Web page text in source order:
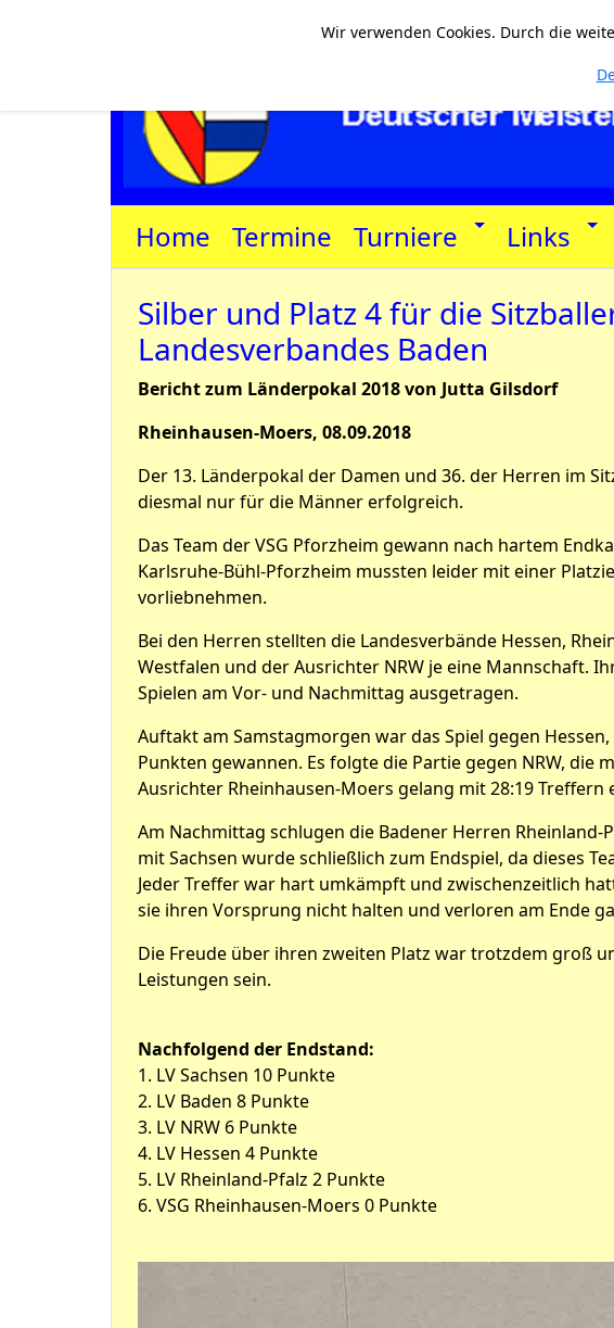
Wir verwenden Cookies. Durch die
Home Termine Turniere Links
Silber und Platz 4 für die
Landesverbandes Baden
Bericht zum Länderpokal 2018 von Jutta Gilsdorf
Rheinhausen-Moers, 08.09.2018
Der 13. Länderpokal der Damen und 36. der Herren im
diesmal nur für die Männer erfolgreich.
Das Team der VSG Pforzheim gewann nach hartem
Karlsruhe-Bühl-Pforzheim mussten leider mit einer
vorliebnehmen.
Bei den Herren stellten die Landesverbände Hessen,
Westfalen und der Ausrichter NRW je eine Mannschaft.
Spielen am Vor- und Nachmittag ausgetragen.
Auftakt am Samstagmorgen war das Spiel gegen
Punkten gewannen. Es folgte die Partie gegen NRW, die
Ausrichter Rheinhausen-Moers gelang mit 28:19 Treffern
Am Nachmittag schlugen die Badener Herren
mit Sachsen wurde schließlich zum Endspiel, da dieses
Jeder Treffer war hart umkämpft und zwischenzeitlich
sie ihren Vorsprung nicht halten und verloren am Ende
Die Freude über ihren zweiten Platz war trotzdem groß
Leistungen sein.
Nachfolgend der Endstand:
1. LV Sachsen 10 Punkte
2. LV Baden 8 Punkte
3. LV NRW 6 Punkte
4. LV Hessen 4 Punkte
5. LV Rheinland-Pfalz 2 Punkte
6. VSG Rheinhausen-Moers 0 Punkte